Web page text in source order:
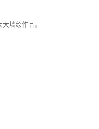
墙绘作品。